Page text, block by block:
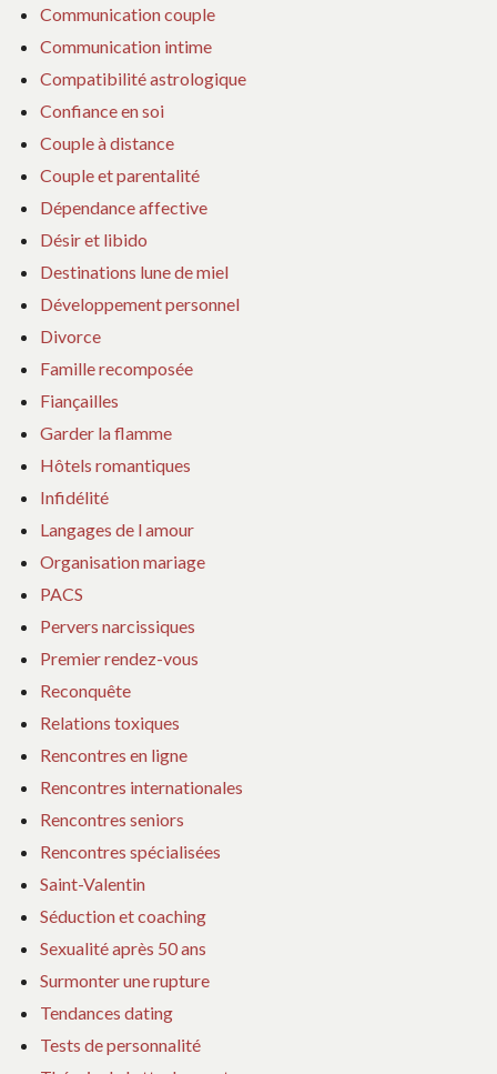
Communication couple
Communication intime
Compatibilité astrologique
Confiance en soi
Couple à distance
Couple et parentalité
Dépendance affective
Désir et libido
Destinations lune de miel
Développement personnel
Divorce
Famille recomposée
Fiançailles
Garder la flamme
Hôtels romantiques
Infidélité
Langages de l amour
Organisation mariage
PACS
Pervers narcissiques
Premier rendez-vous
Reconquête
Relations toxiques
Rencontres en ligne
Rencontres internationales
Rencontres seniors
Rencontres spécialisées
Saint-Valentin
Séduction et coaching
Sexualité après 50 ans
Surmonter une rupture
Tendances dating
Tests de personnalité